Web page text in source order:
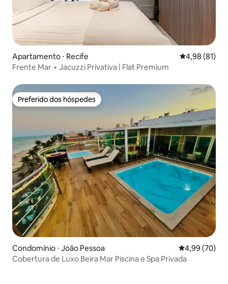
Apartamento ⋅ Recife 4,98 de uma
4,98 (81)
Frente Mar + Jacuzzi Privativa | Flat Premium
Preferido dos hóspedes
Preferido dos hóspedes
Condomínio ⋅ João Pessoa 4,99 de uma
4,99 (70)
Cobertura de Luxo Beira Mar Piscina e Spa Privada